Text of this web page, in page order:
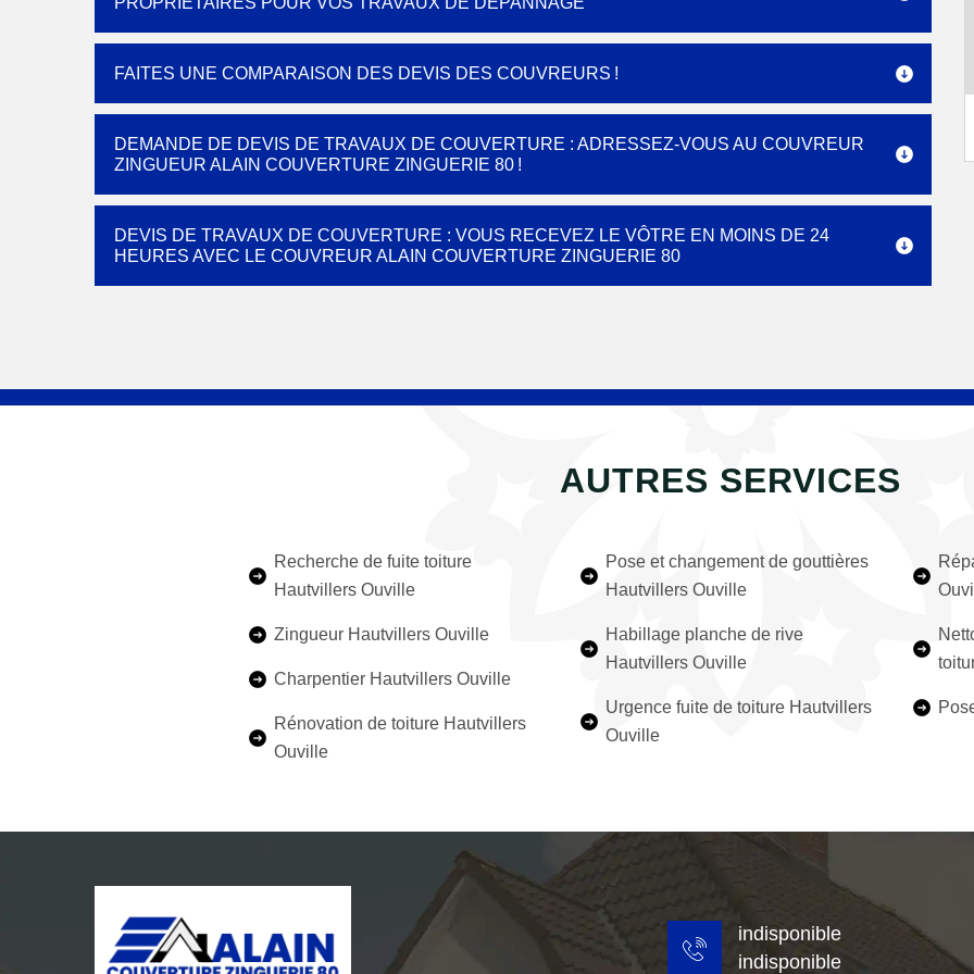
FAITES UNE COMPARAISON DES DEVIS DES COUVREURS !
DEMANDE DE DEVIS DE TRAVAUX DE COUVERTURE : ADRESSEZ-VOUS AU COUVREUR
ZINGUEUR ALAIN COUVERTURE ZINGUERIE 80 !
DEVIS DE TRAVAUX DE COUVERTURE : VOUS RECEVEZ LE VÔTRE EN MOINS DE 24
HEURES AVEC LE COUVREUR ALAIN COUVERTURE ZINGUERIE 80
AUTRES SERVICES
Recherche de fuite toiture
Hautvillers Ouville
Zingueur Hautvillers Ouville
Charpentier Hautvillers Ouville
Rénovation de toiture Hautvillers
Ouville
Pose et changement de gouttières
Hautvillers Ouville
Habillage planche de rive
Hautvillers Ouville
Urgence fuite de toiture Hautvillers
Ouville
indisponible
indisponible